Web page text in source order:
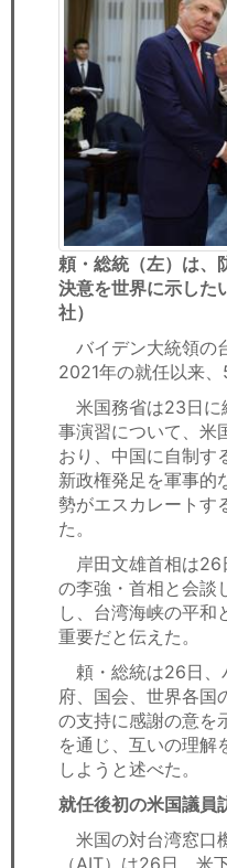
頼・総統（左）は、
決意を世界に示した
社）
バイデン大統領の
2021年の就任以来、
米国務省は23日に
事演習について、米
おり、中国に自制す
新政権発足を軍事的
勢がエスカレートす
た。
岸田文雄首相は26
の李強・首相と会談
し、台湾海峡の平和
重要だと伝えた。
頼・総統は26日、
府、国会、世界各国
の支持に感謝の意を
を通じ、互いの理解
しようと述べた。
就任後初の米国議員
米国の対台湾窓口